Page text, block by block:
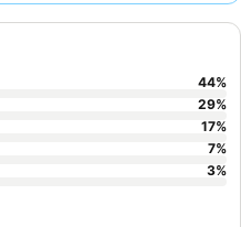
considere solicitar
44%
29%
17%
7%
3%